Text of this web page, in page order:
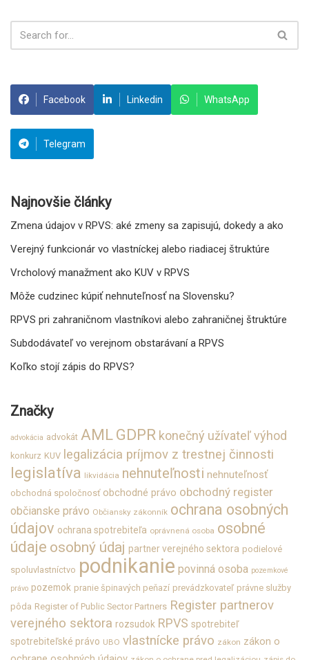
Facebook Linkedin WhatsApp
Telegram
Najnovšie články
Zmena údajov v RPVS: aké zmeny sa zapisujú, dokedy a ako
Verejný funkcionár vo vlastníckej alebo riadiacej štruktúre
Vrcholový manažment ako KUV v RPVS
Môže cudzinec kúpiť nehnuteľnosť na Slovensku?
RPVS pri zahraničnom vlastníkovi alebo zahraničnej štruktúre
Subdodávateľ vo verejnom obstarávaní a RPVS
Koľko stojí zápis do RPVS?
Značky
advokácia advokát AML GDPR konečný užívateľ výhod
konkurz KUV legalizácia príjmov z trestnej činnosti
legislatíva likvidácia nehnuteľnosti nehnuteľnosť
obchodná spoločnosť obchodné právo obchodný register
občianske právo Občiansky zákonník ochrana osobných
údajov ochrana spotrebiteľa oprávnená osoba osobné
údaje osobný údaj partner verejného sektora podielové
spoluvlastníctvo podnikanie povinná osoba pozemkové
právo pozemok pranie špinavých peňazí prevádzkovateľ právne služby
pôda Register of Public Sector Partners Register partnerov
verejného sektora rozsudok RPVS spotrebiteľ
spotrebiteľské právo UBO vlastnícke právo zákon zákon o